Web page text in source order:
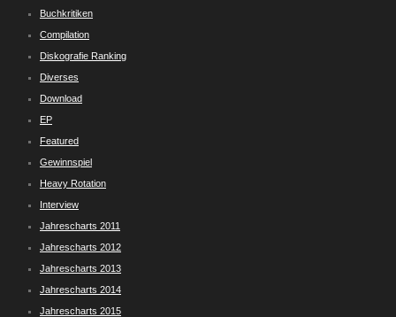
Buchkritiken
Compilation
Diskografie Ranking
Diverses
Download
EP
Featured
Gewinnspiel
Heavy Rotation
Interview
Jahrescharts 2011
Jahrescharts 2012
Jahrescharts 2013
Jahrescharts 2014
Jahrescharts 2015